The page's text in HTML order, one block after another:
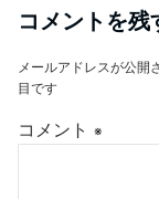
コメントを残
メールアドレスが公開
目です
コメント ※